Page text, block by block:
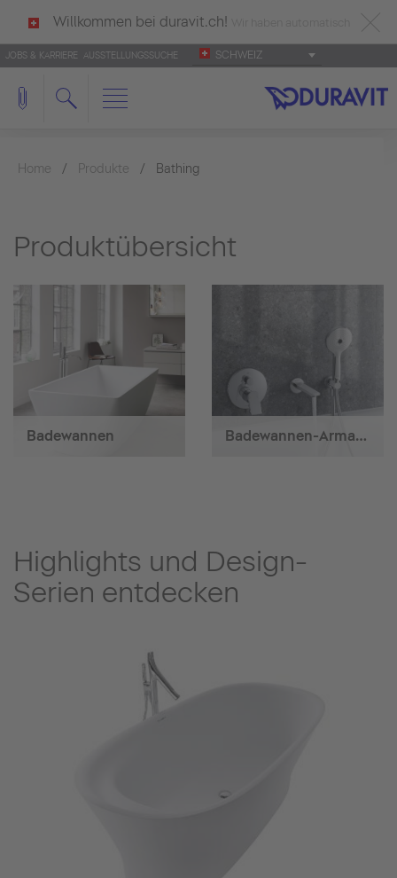
Willkommen bei duravit.ch!
deutsch als Ihre Sprache erkannt.
Français Italiano
JOBS & KARRIERE AUSSTELLUNGSSUCHE SCHWEIZ
Home Produkte Bathing
Produktübersicht
Badewannen Badewannen-Armaturen
Highlights und Design-
Serien entdecken